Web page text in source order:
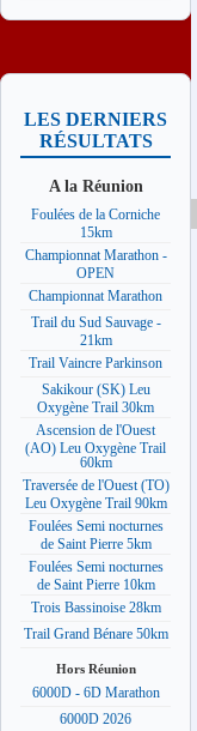
LES DERNIERS
RÉSULTATS
A la Réunion
Foulées de la Corniche
15km
Championnat Marathon -
OPEN
Championnat Marathon
Trail du Sud Sauvage -
21km
Trail Vaincre Parkinson
Sakikour (SK) Leu
Oxygène Trail 30km
Ascension de l'Ouest
(AO) Leu Oxygène Trail
60km
Traversée de l'Ouest (TO)
Leu Oxygène Trail 90km
Foulées Semi nocturnes
de Saint Pierre 5km
Foulées Semi nocturnes
de Saint Pierre 10km
Trois Bassinoise 28km
Trail Grand Bénare 50km
Hors Réunion
6000D - 6D Marathon
6000D 2026